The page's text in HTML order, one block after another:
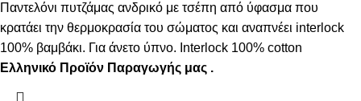
Παντελόνι πυτζάμας ανδρικό με τσέπη από ύφασμα που
κρατάει την θερμοκρασία του σώματος και αναπνέει interlock
100% βαμβάκι. Για άνετο ύπνο. Interlock 100% cotton
Ελληνικό Προϊόν Παραγωγής μας .